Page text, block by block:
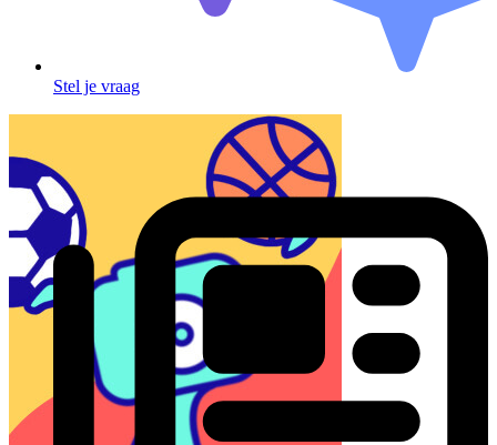
Stel je vraag